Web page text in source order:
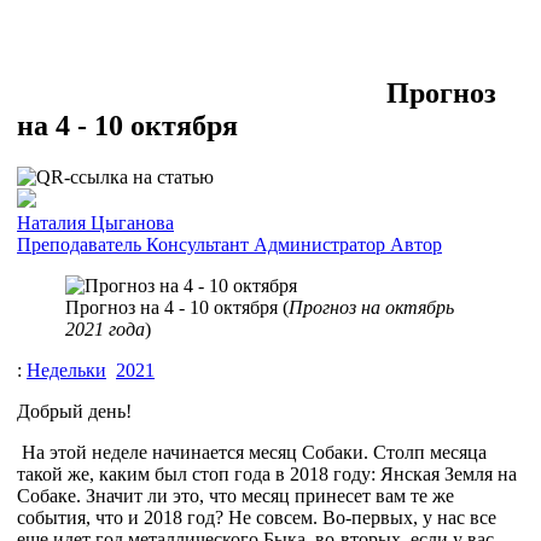
Прогноз
на 4 - 10 октября
Наталия Цыганова
Преподаватель Консультант Администратор Автор
Прогноз на 4 - 10 октября (Прогноз на октябрь
2021 года)
: Недельки 2021
Добрый день!
На этой неделе начинается месяц Собаки. Столп месяца
такой же, каким был стоп года в 2018 году: Янская Земля на
Собаке. Значит ли это, что месяц принесет вам те же
события, что и 2018 год? Не совсем. Во-первых, у нас все